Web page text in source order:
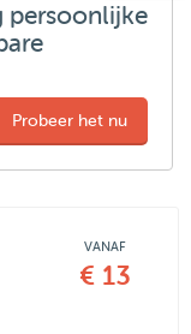
persoonlijke
Probeer het nu
VANAF
€ 13